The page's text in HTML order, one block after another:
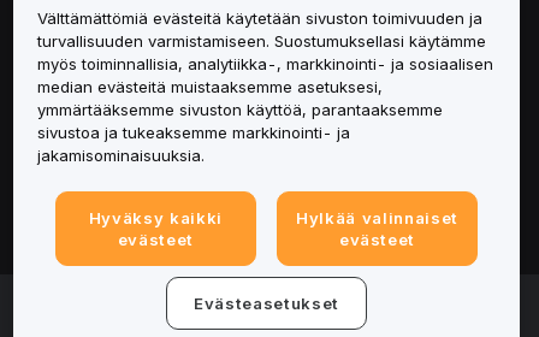
Palvelut
Tuki
Tuotteet
Lakiasiat
© 2025-2026 Bybit.eu. All rights reserved.
Välttämättömiä evästeitä käytetään sivuston toimivuuden ja
turvallisuuden varmistamiseen. Suostumuksellasi käytämme
myös toiminnallisia, analytiikka-, markkinointi- ja sosiaalisen
median evästeitä muistaaksemme asetuksesi,
ymmärtääksemme sivuston käyttöä, parantaaksemme
sivustoa ja tukeaksemme markkinointi- ja
jakamisominaisuuksia.
Hyväksy kaikki
evästeet
Hylkää valinnaiset
evästeet
Evästeasetukset